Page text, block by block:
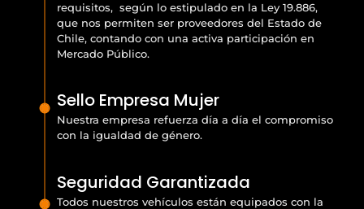
requisitos, según lo estipulado en la Ley 19.886,
que nos permiten ser proveedores del Estado de
Chile, contando con una activa participación en
Mercado Público.
Sello Empresa Mujer
Nuestra empresa refuerza día a día el compromiso
con la igualdad de género.
Seguridad Garantizada
Todos nuestros vehículos están equipados con la